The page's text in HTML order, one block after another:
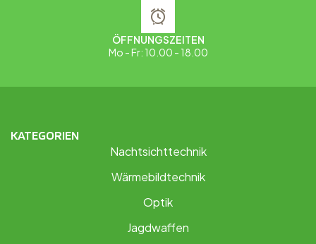
ÖFFNUNGSZEITEN
Mo - Fr: 10.00 - 18.00
KATEGORIEN
Nachtsichttechnik
Wärmebildtechnik
Optik
Jagdwaffen